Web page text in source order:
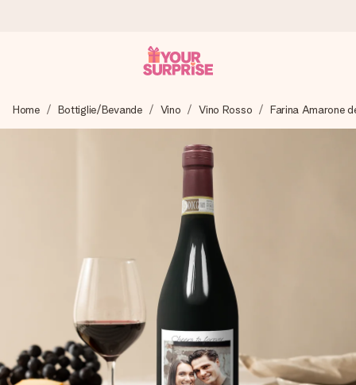
Prepariamo il tuo regalo con attenzione e lo spediamo in un
lampo – così potrai consegnarlo al momento giusto, quando
4,7 (basato su +15.000 recensioni)
I nostri regali ispirano. I clienti ci valutano 4,7 su Google
Biglietto d'auguri gratuito
Realizza qualcosa di unico in pochi passi – con il suo nome,
una tua foto o un messaggio che tocchi il cuore. Nessuna
complicazione, solo tanto amore per il momento perfetto.
Home Bottiglie/Bevande Vino Vino Rosso Farina Amarone